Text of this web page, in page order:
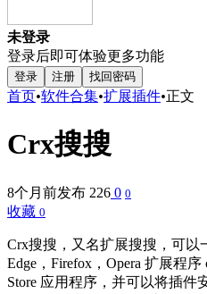
未登录
登录后即可体验更多功能
登录 注册 找回密码
首页•软件合集•扩展插件•正文
Crx搜搜
8个月前发布 226 0 0
收藏 0
Crx搜搜，又名扩展搜搜，可以
Edge，Firefox，Opera 扩展程
Store 应用程序，并可以将插件